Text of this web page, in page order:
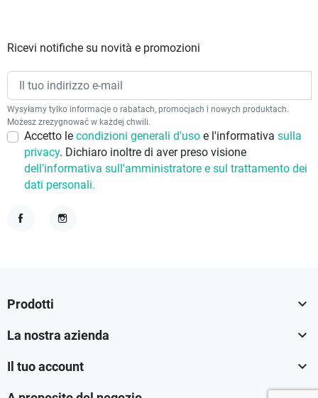
Ricevi notifiche su novità e promozioni
Wysyłamy tylko informacje o rabatach, promocjach i nowych produktach.
Możesz zrezygnować w każdej chwili.
Accetto le condizioni generali d'uso e l'informativa sulla
privacy. Dichiaro inoltre di aver preso visione
dell'informativa sull'amministratore e sul trattamento dei
dati personali.
Prodotti 
La nostra azienda 
Il tuo account 